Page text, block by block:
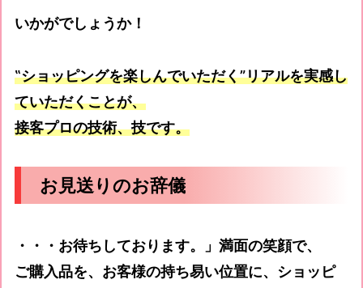
いかがでしょうか！
‟ショッピングを楽しんでいただく”リアルを実感し
ていただくことが、
接客プロの技術、技です。
お見送りのお辞儀
・・・お待ちしております。」満面の笑顔で、
ご購入品を、お客様の持ち易い位置に、ショッピ